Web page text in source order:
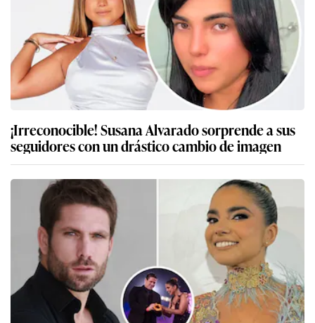
¡Irreconocible! Susana Alvarado sorprende a sus
seguidores con un drástico cambio de imagen